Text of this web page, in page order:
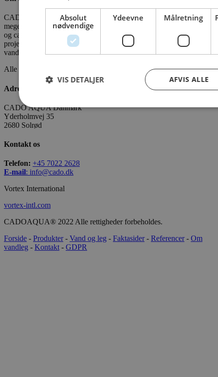
CADO er en professionel leverandør af vandleg, legepladser og
meget mere. Vi har leveret vandleg til kommuner, zoologiske haver
og campingpladser. Vi ønsker at bidrage som partner i alle faser af
projektet - fra idé til realisering. CADOAQUA er vores
vandlegeplads.
Alle fakta om CADO er tilgængelige
Adresse
CADO AQUA Danmark
Yderholmvej 35
2680 Solrød
Kontakt os
Telefon: +45 7022 2628
E-mail: info@cado.dk
Vortex International
vortex-intl.com
CADOAQUA® 2022 Alle rettigheder forbeholdes.
Forside - Produkter- Vand og leg - Faktasider- Referencer- Om
vandleg - Kontakt - GDPR
Absolut
nødvendige
Ydeevne Målretning
AFVIS ALLE
VIS DETALJER